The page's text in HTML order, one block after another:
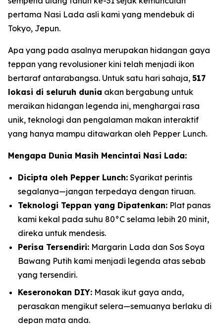
pertama Nasi Lada asli kami yang mendebuk di
Tokyo, Jepun.
Apa yang pada asalnya merupakan hidangan gaya
teppan yang revolusioner kini telah menjadi ikon
bertaraf antarabangsa. Untuk satu hari sahaja, 517
lokasi di seluruh dunia akan bergabung untuk
meraikan hidangan legenda ini, menghargai rasa
unik, teknologi dan pengalaman makan interaktif
yang hanya mampu ditawarkan oleh Pepper Lunch.
Mengapa Dunia Masih Mencintai Nasi Lada:
Dicipta oleh Pepper Lunch: Syarikat perintis
segalanya—jangan terpedaya dengan tiruan.
Teknologi Teppan yang Dipatenkan: Plat panas
kami kekal pada suhu 80°C selama lebih 20 minit,
direka untuk mendesis.
Perisa Tersendiri: Margarin Lada dan Sos Soya
Bawang Putih kami menjadi legenda atas sebab
yang tersendiri.
Keseronokan DIY: Masak ikut gaya anda,
perasakan mengikut selera—semuanya berlaku di
depan mata anda.